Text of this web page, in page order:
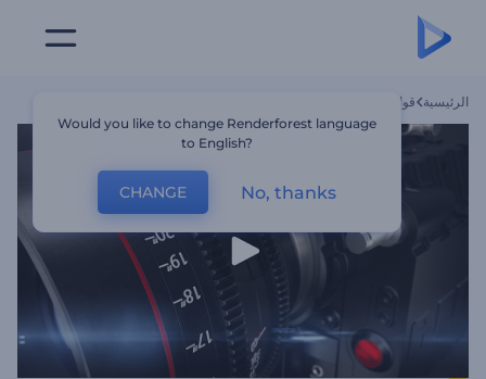
الرئيسية قوالب
Would you like to change Renderforest language
to English?
CHANGE No, thanks